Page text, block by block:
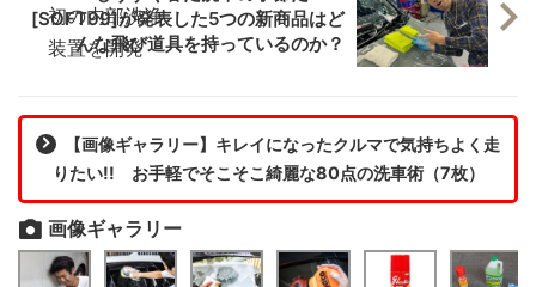
[SOFT99]が発表した5つの新商品はど
んな飛び道具を持っているのか？
【画像ギャラリー】キレイになったクルマで気持ちよく走
りたい!! お手軽でそこそこ綺麗な80点の洗車術（7枚）
画像ギャラリー